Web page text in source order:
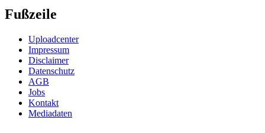
Fußzeile
Uploadcenter
Impressum
Disclaimer
Datenschutz
AGB
Jobs
Kontakt
Mediadaten